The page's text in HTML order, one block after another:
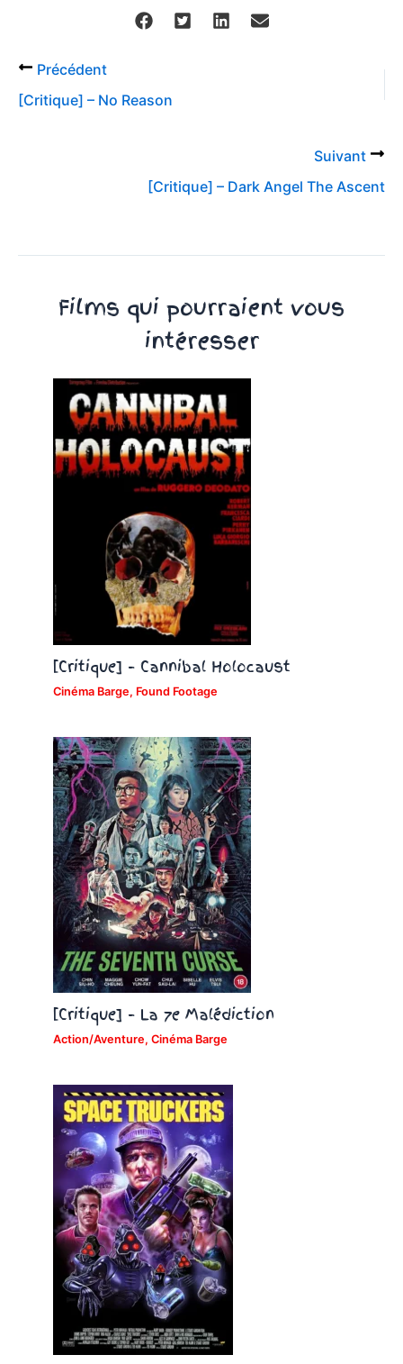
Précédent
[Critique] – No Reason
Suivant
[Critique] – Dark Angel The Ascent
Films qui pourraient vous
intéresser
[Critique] – Cannibal Holocaust
Cinéma Barge, Found Footage
[Critique] – La 7e Malédiction
Action/Aventure, Cinéma Barge